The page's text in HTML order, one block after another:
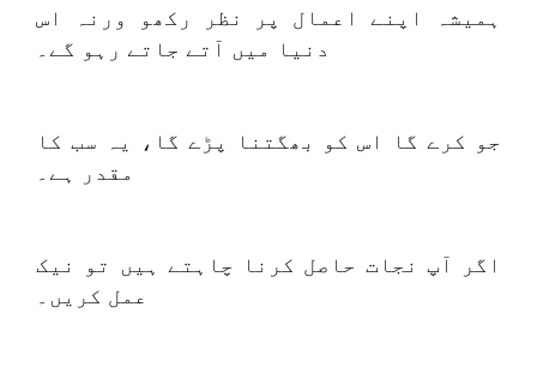
ہمیشہ اپنے اعمال پر نظر رکھو ورنہ اس
دنیا میں آتے جاتے رہو گے۔
جو کرے گا اس کو بھگتنا پڑے گا، یہ سب کا
مقدر ہے۔
اگر آپ نجات حاصل کرنا چاہتے ہیں تو نیک
عمل کریں۔